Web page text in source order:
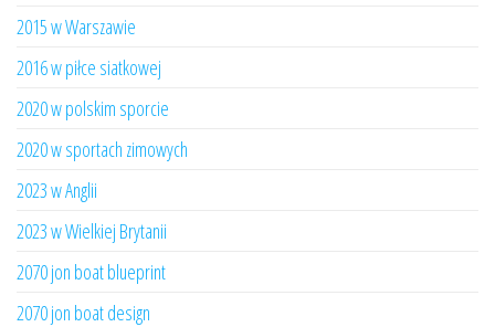
2015 w Warszawie
2016 w piłce siatkowej
2020 w polskim sporcie
2020 w sportach zimowych
2023 w Anglii
2023 w Wielkiej Brytanii
2070 jon boat blueprint
2070 jon boat design